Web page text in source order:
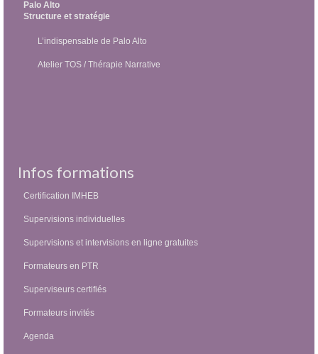
Palo Alto
Structure et stratégie
L’indispensable de Palo Alto
Atelier TOS / Thérapie Narrative
Infos formations
Certification IMHEB
Supervisions individuelles
Supervisions et intervisions en ligne gratuites
Formateurs en PTR
Superviseurs certifiés
Formateurs invités
Agenda